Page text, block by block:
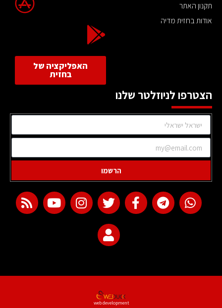
תקנון האתר
אודות בחזית מדיה
האפליקציה של
בחזית
הצטרפו לניוזלטר שלנו
הרשמו
web development